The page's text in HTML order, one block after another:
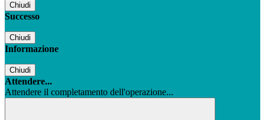
Chiudi
Successo
Chiudi
Informazione
Chiudi
Attendere...
Attendere il completamento dell'operazione...